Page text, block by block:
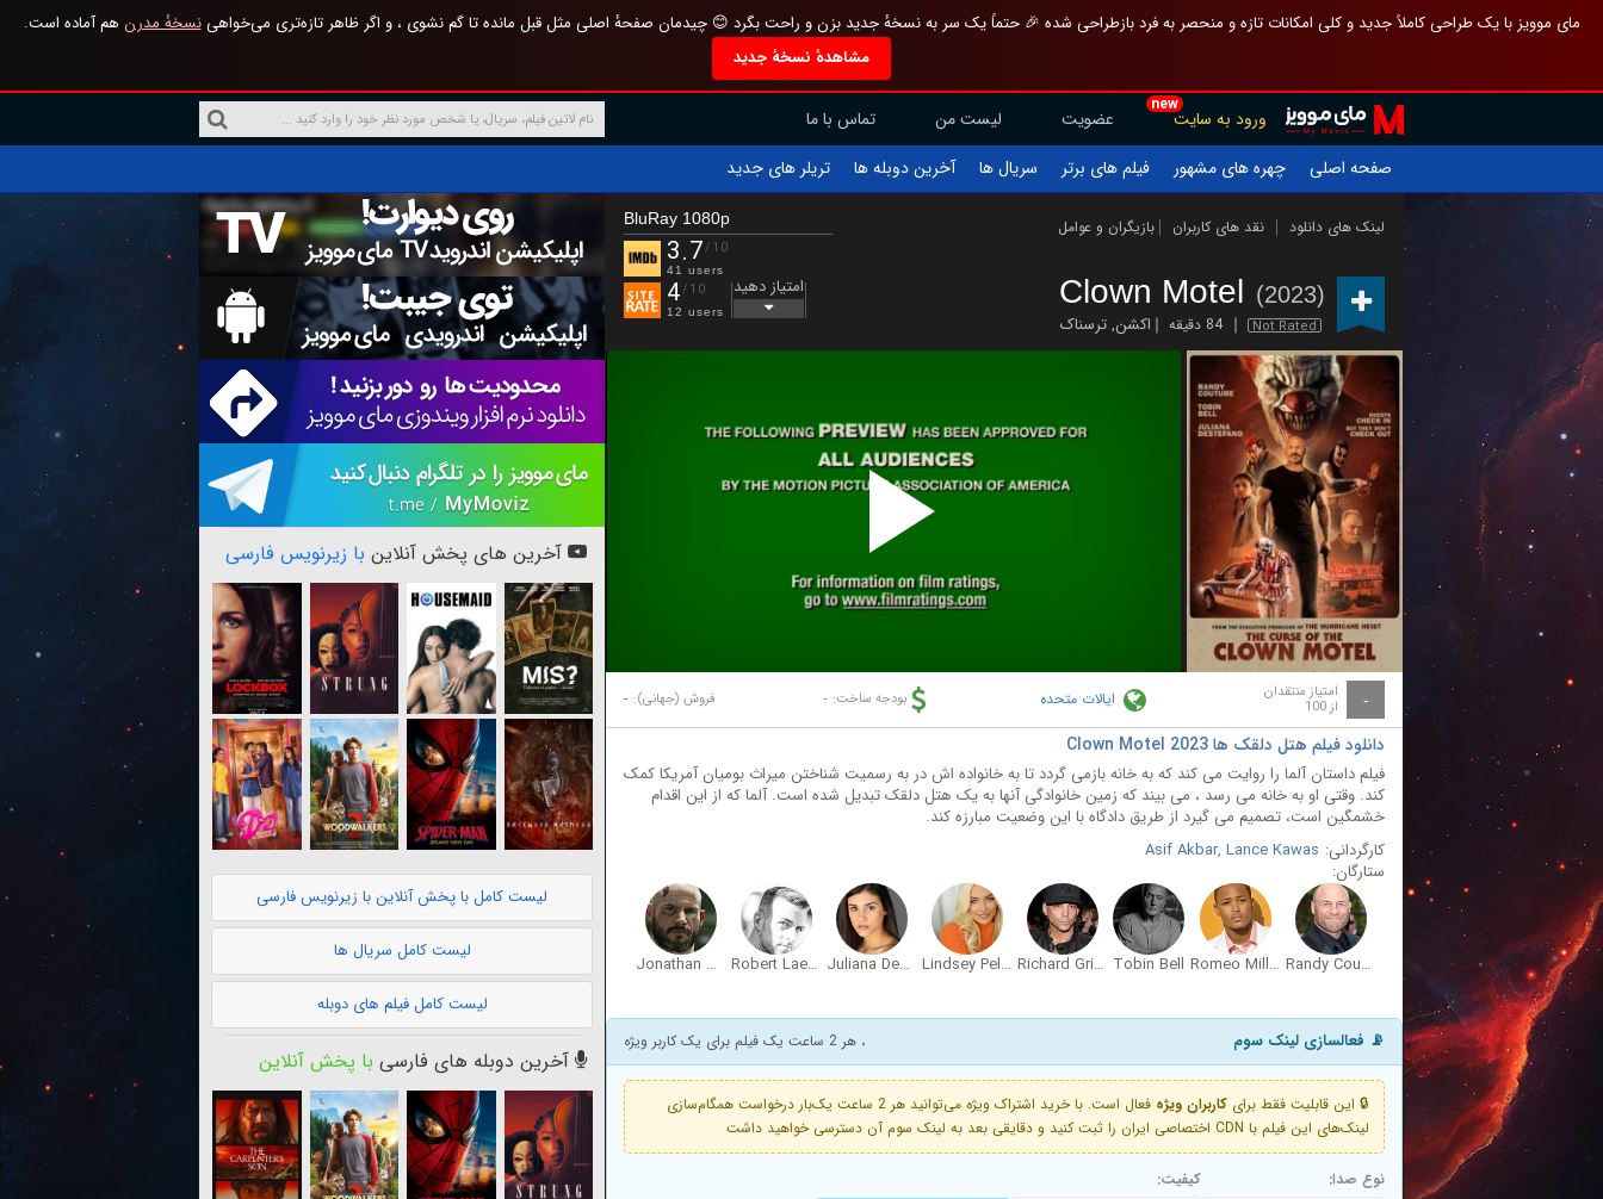
مای موویز با یک طراحی کاملاً جدید و کلی امکانات تازه و منحصر به فرد بازطراحی شده 🎉 حتماً یک سر به نسخهٔ جدید بزن و راحت بگرد 😊 چیدمان صفحهٔ اصلی مثل قبل مانده تا گم نشوی ، و اگر ظاهر تازه‌تری می‌خواهینسخهٔ مدرن هم آماده است.
مشاهدهٔ نسخهٔ جدید
new
ورود به سایت عضویت لیست من
تماس با ما
صفحه اصلی
چهره های مشهور فیلم های برتر سریال ها آخرین دوبله ها تریلر های جدید
لینک های دانلود نقد های کاربران بازیگران و عوامل
Clown Motel (2023)
Not Rated 84 دقیقه اکشن,ترسناک
BluRay 1080p
3.7/10
41 users
4/10
12 users
امتیاز دهید
Play
Video
- امتیاز منتقدان
از 100 ایالات متحده بودجه ساخت: - فروش (جهانی): -
دانلود فیلم هتل دلقک ها Clown Motel 2023
فیلم داستان آلما را روایت می کند که به خانه بازمی گردد تا به خانواده اش در به رسمیت شناختن میراث بومیان آمریکا کمک
کند. وقتی او به خانه می رسد ، می بیند که زمین خانوادگی آنها به یک هتل دلقک تبدیل شده است. آلما که از این اقدام
خشمگین است، تصمیم می گیرد از طریق دادگاه با این وضعیت مبارزه کند.
کارگردانی:
Asif Akbar, Lance Kawas
ستارگان:
Randy Couture
Romeo Miller
Tobin Bell
Richard Grieco
Lindsey Pelas
Juliana Destefano
Robert Laenen
Jonathan Camp
📡 فعالسازی لینک سوم ، هر 2 ساعت یک فیلم برای یک کاربر ویژه
🔒 این قابلیت فقط برای کاربران ویژه
فعال است. با خرید اشتراک ویژه می‌توانید هر 2 ساعت یک‌بار درخواست همگام‌سازی
لینک‌های این فیلم با CDN اختصاصی ایران را ثبت کنید و دقایقی بعد به لینک سوم آن دسترسی خواهید داشت
نوع صدا: کیفیت:
آخرین های پخش آنلاین با زیرنویس فارسی
لیست کامل با پخش آنلاین با زیرنویس فارسی
لیست کامل سریال ها
لیست کامل فیلم های دوبله
آخرین دوبله های فارسی با پخش آنلاین